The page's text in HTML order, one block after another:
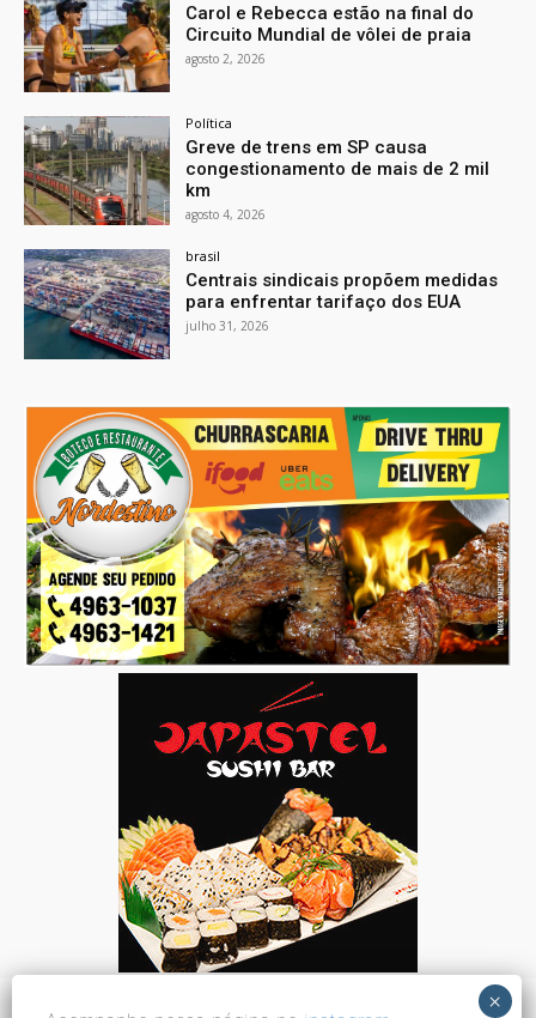
Carol e Rebecca estão na final do
Circuito Mundial de vôlei de praia
agosto 2, 2026
Política
Greve de trens em SP causa
congestionamento de mais de 2 mil
km
agosto 4, 2026
brasil
Centrais sindicais propõem medidas
para enfrentar tarifaço dos EUA
julho 31, 2026